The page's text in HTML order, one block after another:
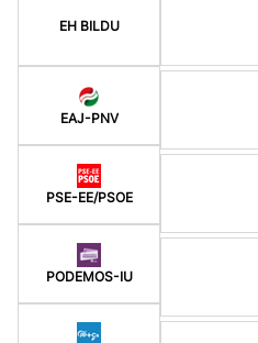
EH BILDU
EAJ-PNV
PSE-EE/PSOE
PODEMOS-IU